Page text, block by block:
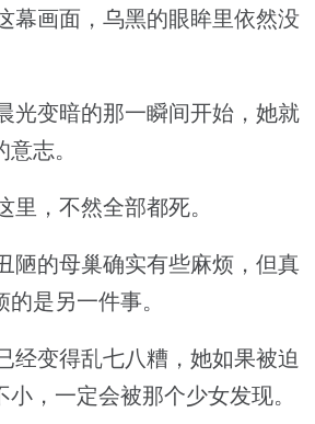
画面，乌黑的眼眸里依然没
变暗的那一瞬间开始，她就
志。
，不然全部都死。
的母巢确实有些麻烦，但真
是另一件事。
变得乱七八糟，她如果被迫
，一定会被那个少女发现。